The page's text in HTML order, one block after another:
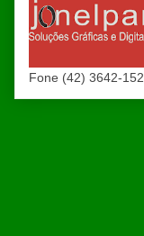
Fone (42) 3642-